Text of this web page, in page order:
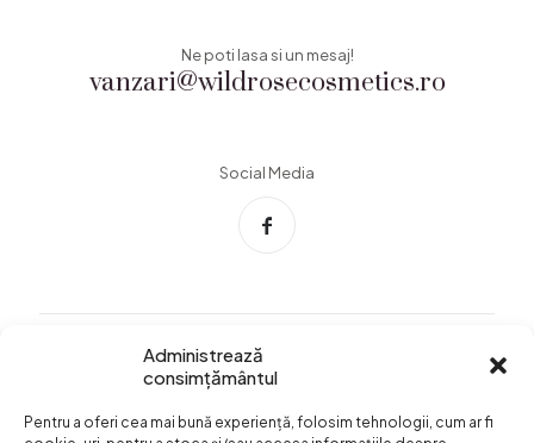
Administrează
consimțământul
Pentru a oferi cea mai bună experiență, folosim tehnologii, cum ar fi
vanzari@wildrosecosmetics.ro
Ne poti lasa si un mesaj!
Social Media
Termeni si conditii